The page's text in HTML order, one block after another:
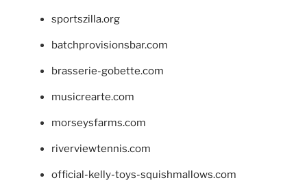
sportszilla.org
batchprovisionsbar.com
brasserie-gobette.com
musicrearte.com
morseysfarms.com
riverviewtennis.com
official-kelly-toys-squishmallows.com